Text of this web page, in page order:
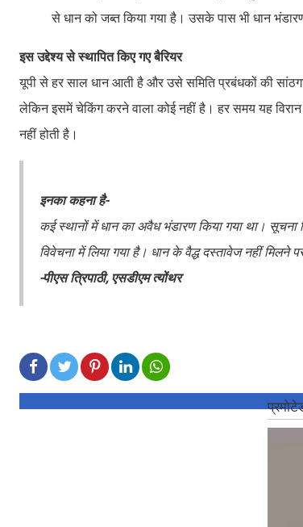
से धान को जब्त किया गया है। उसके पास भी धान
इस उद्देश्य से स्थापित किए गए बैरियर
यूपी से हर साल धान आती है और उसे समिति प्रबंधकों की
लेकिन इसमें चेकिंग करने वाला कोई नहीं है। हर समय यह
नहीं होती है।
इनका कहना है-
कई स्थानों में धान का अवैध भंडारण किया गया था। सूचना
विवेचना में लिया गया है। धान के वैद्ध दस्तावेज नहीं मिलने
-पीएस त्रिपाठी, एसडीएम त्योंथर